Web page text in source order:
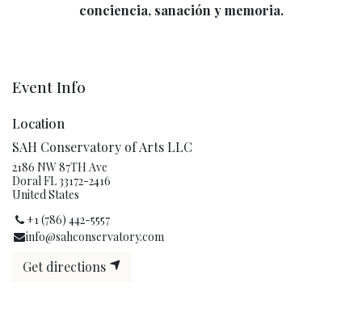
conciencia, sanación y memoria.
Event Info
Location
SAH Conservatory of Arts LLC
2186 NW 87TH Ave
Doral FL 33172-2416
United States
+1 (786) 442-5557
info@sahconservatory.com
Get directions